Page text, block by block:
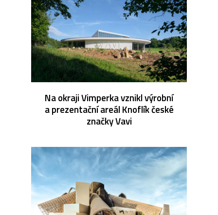
Na okraji Vimperka vznikl výrobní
a prezentační areál Knoflík české
značky Vavi